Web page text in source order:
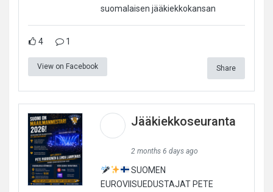
suomalaisen jääkiekkokansan
4 1
View on Facebook Share
Jääkiekkoseuranta
2 months 6 days ago
SUOMEN
EUROVIISUEDUSTAJAT PETE